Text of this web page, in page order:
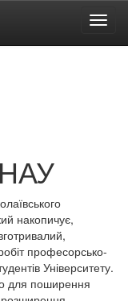
накопичує,
професорсько-
Університету.
для поширення